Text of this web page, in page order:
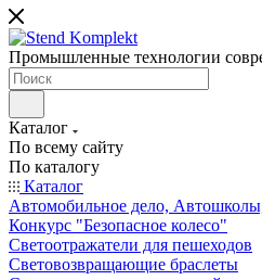
Промышленные технологии
Каталог
По всему сайту
По каталогу
Каталог
Автомобильное дело,
Конкурс "Безопасное колесо"
Светоотражатели для пешеходов
Световозвращающие браслеты